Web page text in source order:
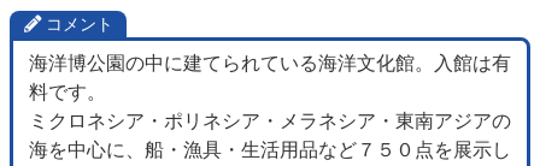
コメント
海洋博公園の中に建てられている海洋文化館。入館は有
料です。
ミクロネシア・ポリネシア・メラネシア・東南アジアの
海を中心に、船・漁具・生活用品など７５０点を展示し